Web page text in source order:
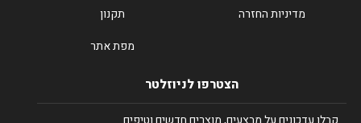
מדיניות החזרה
תקנון
מפת אתר
הצטרפו לניוזלטר